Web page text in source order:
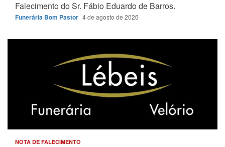
Falecimento do Sr. Fábio Eduardo de Barros.
Funerária Bom Pastor 4 de agosto de 2026
NOTA DE FALECIMENTO